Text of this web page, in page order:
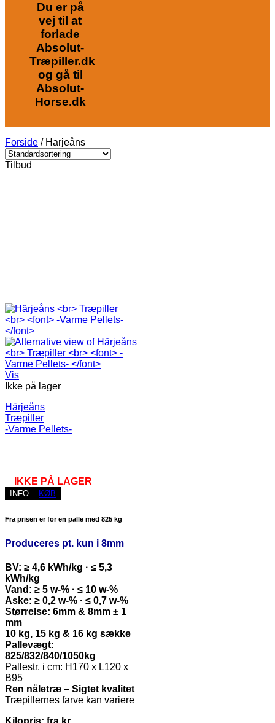
Du er på
vej til at
forlade
Absolut-
Træpiller.dk
og gå til
Absolut-
Horse.dk
Forside /Harjeåns
Tilbud
Vis
Ikke på lager
Härjeåns
Træpiller
-Varme Pellets-
IKKE PÅ LAGER
INFO KØB
Fra prisen er for en palle med 825 kg
Produceres pt. kun i 8mm
BV: ≥ 4,6 kWh/kg · ≤ 5,3
kWh/kg
Vand: ≥ 5 w-% · ≤ 10 w-%
Aske: ≥ 0,2 w-% · ≤ 0,7 w-%
Størrelse: 6mm & 8mm ± 1
mm
10 kg, 15 kg & 16 kg sække
Pallevægt:
825/832/840/1050kg
Pallestr. i cm: H170 x L120 x
B95
Ren nåletræ – Sigtet kvalitet
Træpillernes farve kan variere